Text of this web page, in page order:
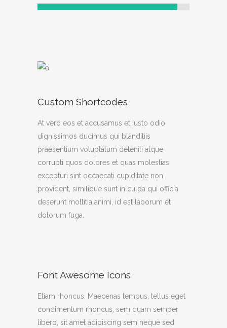
Custom Shortcodes
At vero eos et accusamus et iusto odio
dignissimos ducimus qui blanditiis
praesentium voluptatum deleniti atque
corrupti quos dolores et quas molestias
excepturi sint occaecati cupiditate non
provident, similique sunt in culpa qui officia
deserunt mollitia animi, id est laborum et
dolorum fuga.
Font Awesome Icons
Etiam rhoncus. Maecenas tempus, tellus eget
condimentum rhoncus, sem quam semper
libero, sit amet adipiscing sem neque sed